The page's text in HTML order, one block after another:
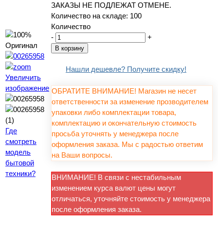
Увеличить
изображение
Где
смотреть
модель
бытовой
техники?
ЗАКАЗЫ НЕ ПОДЛЕЖАТ ОТМЕНЕ.
Количество на складе: 100
Количество
-
+
Нашли дешевле? Получите скидку!
ОБРАТИТЕ ВНИМАНИЕ! Магазин не несет
ответственности за изменение прозводителем
упаковки либо комплектации товара,
комплектацию и окончательную стоимость
просьба уточнять у менеджера после
оформления заказа. Мы с радостью ответим
на Ваши вопросы.
ВНИМАНИЕ! В связи с нестабильным
изменением курса валют цены могут
отличаться, уточняйте стоимость у менеджера
после оформления заказа.